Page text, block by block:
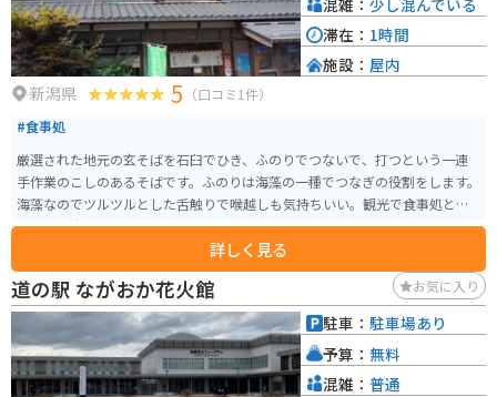
新潟県 5 （口コミ1件）
#食事処
厳選された地元の玄そばを石臼でひき、ふのりでつないで、打つという一連
手作業のこしのあるそばです。ふのりは海藻の一種でつなぎの役割をします。
海藻なのでツルツルとした舌触りで喉越しも気持ちいい。観光で食事処とし
て賑わう十日町市の代表的なお店です。
詳しく見る
滞在： 1時間
施設： 屋内
道の駅 ながおか花火館 お気に入り
駐車： 駐車場あり
予算： 無料
混雑： 普通